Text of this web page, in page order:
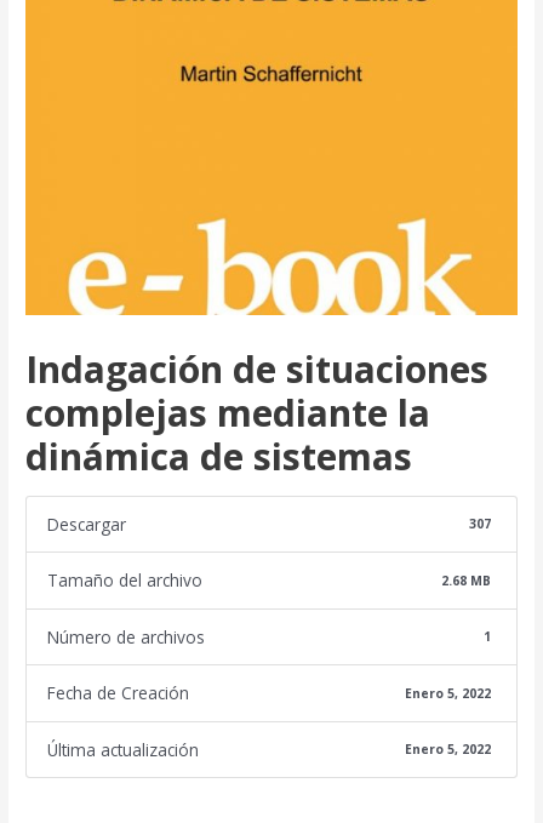
Indagación de situaciones
complejas mediante la
dinámica de sistemas
Descargar 307
Tamaño del archivo 2.68 MB
Número de archivos 1
Fecha de Creación Enero 5, 2022
Última actualización Enero 5, 2022